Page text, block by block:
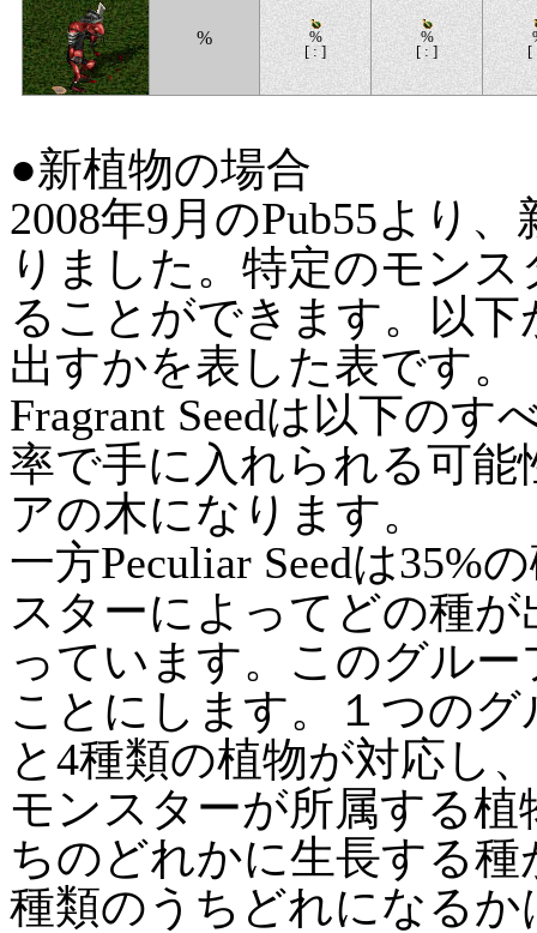
%
%
[ : ]
%
[ : ]
[
●新植物の場合
2008年9月のPub55より
りました。特定のモン
ることができます。以
出すかを表した表です。
Fragrant Seedは以下の
率で手に入れられる可
アの木になります。
一方Peculiar Seedは35%
スターによってどの種
っています。このグル
ことにします。１つの
と4種類の植物が対応し
モンスターが所属する
ちのどれかに生長する
種類のうちどれになる